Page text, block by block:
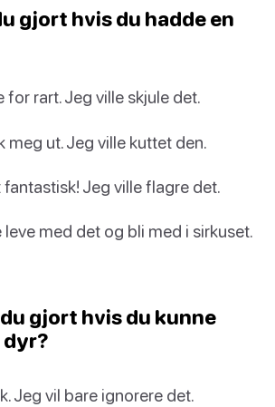
gjort hvis du hadde en
rart. Jeg ville skjule det.
meg ut. Jeg ville kuttet den.
Jeg ville flagre det.
leve med det og bli med i sirkuset.
gjort hvis du kunne
dyr?
Jeg vil bare ignorere det.